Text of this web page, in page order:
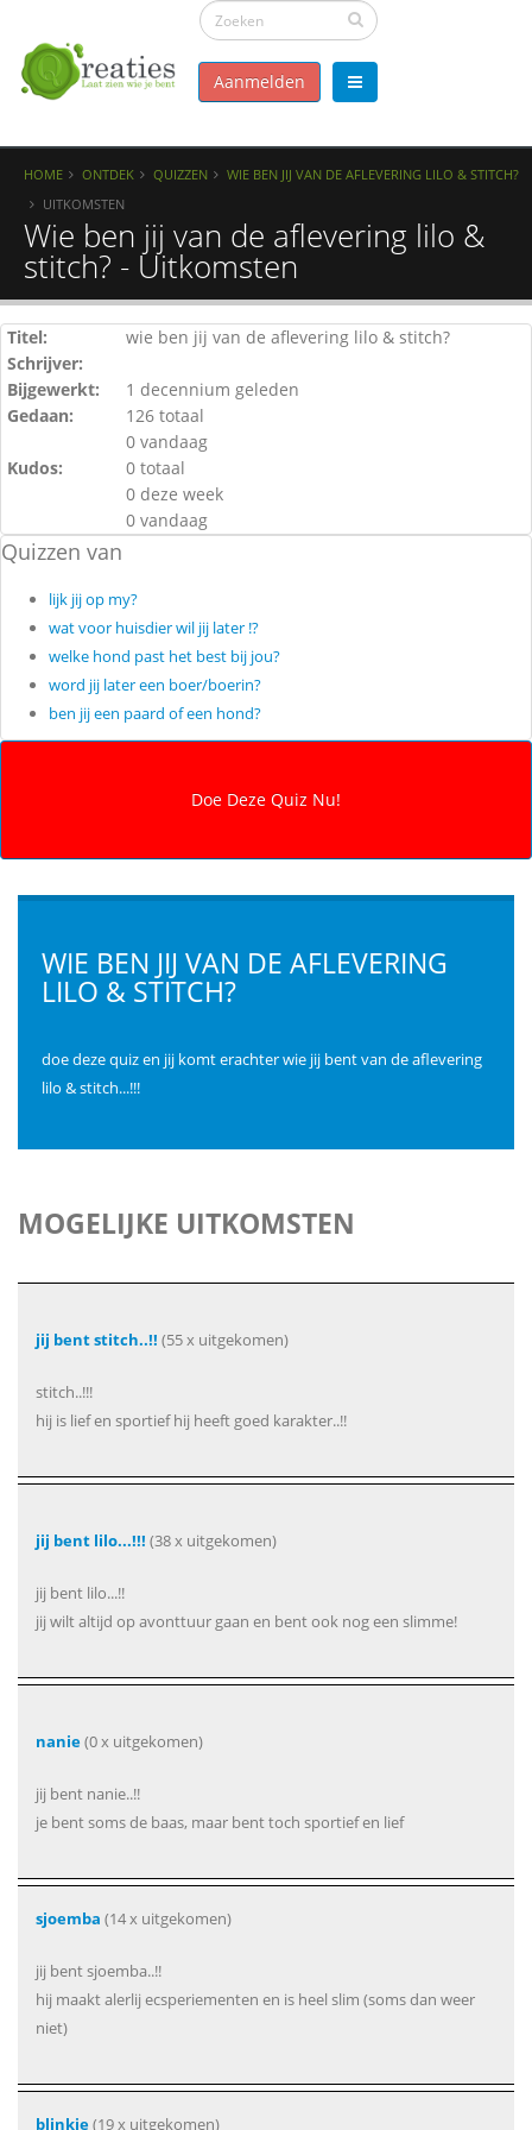
Aanmelden
HOME ONTDEK QUIZZEN
WIE BEN JIJ VAN DE AFLEVERING LILO & STITCH?
UITKOMSTEN
Wie ben jij van de aflevering lilo &
stitch? - Uitkomsten
Titel:
wie ben jij van de aflevering lilo & stitch?
Schrijver:
Bijgewerkt:
1 decennium geleden
Gedaan:
126 totaal
0 vandaag
Kudos:
0 totaal
0 deze week
0 vandaag
Quizzen van
lijk jij op my?
wat voor huisdier wil jij later !?
welke hond past het best bij jou?
word jij later een boer/boerin?
ben jij een paard of een hond?
WIE BEN JIJ VAN DE AFLEVERING
LILO & STITCH?
doe deze quiz en jij komt erachter wie jij bent van de aflevering
lilo & stitch...!!!
MOGELIJKE UITKOMSTEN
jij bent stitch..!! (55 x uitgekomen)
stitch..!!!
hij is lief en sportief hij heeft goed karakter..!!
jij bent lilo...!!! (38 x uitgekomen)
jij bent lilo...!!
jij wilt altijd op avonttuur gaan en bent ook nog een slimme!
nanie(0 x uitgekomen)
jij bent nanie..!!
je bent soms de baas, maar bent toch sportief en lief
sjoemba (14 x uitgekomen)
jij bent sjoemba..!!
hij maakt alerlij ecsperiementen en is heel slim (soms dan weer
niet)
blinkie(19 x uitgekomen)